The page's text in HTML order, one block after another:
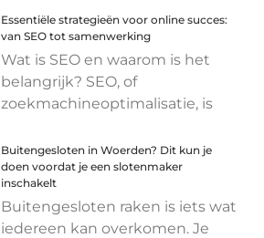
Essentiële strategieën voor online succes:
van SEO tot samenwerking
Wat is SEO en waarom is het
belangrijk? SEO, of
zoekmachineoptimalisatie, is
Buitengesloten in Woerden? Dit kun je
doen voordat je een slotenmaker
inschakelt
Buitengesloten raken is iets wat
iedereen kan overkomen. Je